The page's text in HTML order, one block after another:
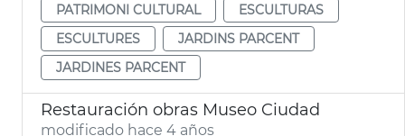
PATRIMONI CULTURAL
ESCULTURAS
ESCULTURES
JARDINS PARCENT
JARDINES PARCENT
Restauración obras Museo Ciudad
modificado hace 4 años